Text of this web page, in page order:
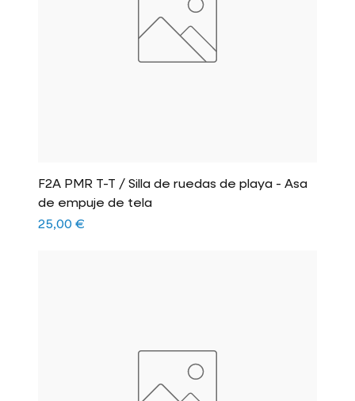
F2A PMR T-T / Silla de ruedas de playa - Asa
de empuje de tela
Precio
25,00 €